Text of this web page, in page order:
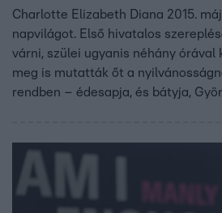
Charlotte Elizabeth Diana 2015.
napvilágot. Első hivatalos
várni, szülei ugyanis néhány órával
meg is mutatták őt a
rendben – édesapja, és bátyja,